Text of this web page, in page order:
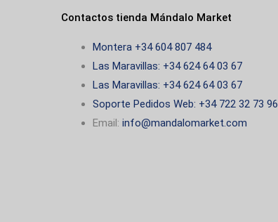
Contactos tienda Mándalo Market
Montera +34 604 807 484
Las Maravillas: +34 624 64 03 67
Las Maravillas: +34 624 64 03 67
Soporte Pedidos Web: +34 722 32 73 96
Email:info@mandalomarket.com